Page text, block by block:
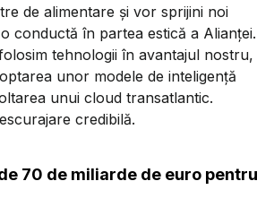
de alimentare și vor sprijini noi
conductă în partea estică a Alianței.
tehnologii în avantajul nostru,
unor modele de inteligență
unui cloud transatlantic.
credibilă.
70 de miliarde de euro pentru